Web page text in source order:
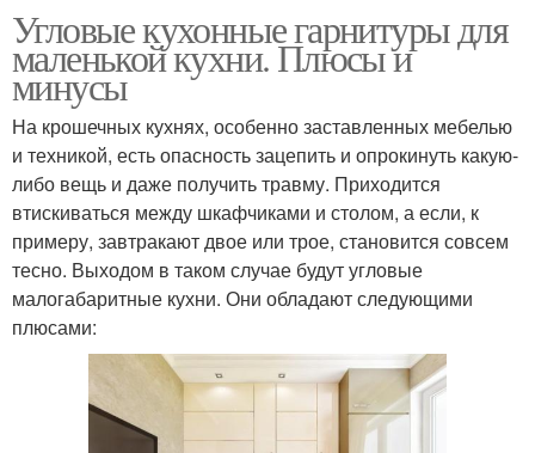
Угловые кухонные гарнитуры для
маленькой кухни. Плюсы и
минусы
На крошечных кухнях, особенно заставленных мебелью
и техникой, есть опасность зацепить и опрокинуть какую-
либо вещь и даже получить травму. Приходится
втискиваться между шкафчиками и столом, а если, к
примеру, завтракают двое или трое, становится совсем
тесно. Выходом в таком случае будут угловые
малогабаритные кухни. Они обладают следующими
плюсами: